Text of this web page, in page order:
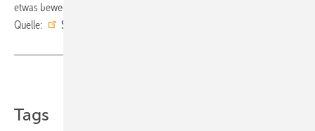
etwas bewegen.“ ■
Quelle:
SHK Innung Karlsruhe-Bruchsal
Tags